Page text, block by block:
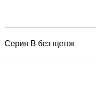
Серия B без щеток